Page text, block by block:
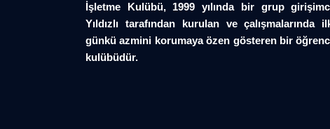
İşletme Kulübü, 1999 yılında bir grup
Yıldızlı tarafından kurulan ve çalışmalarında
günkü azmini korumaya özen gösteren bir
kulübüdür.